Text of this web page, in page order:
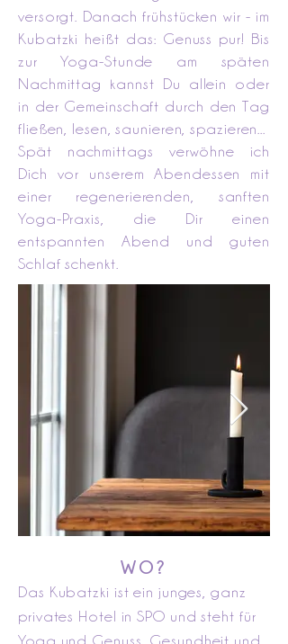
versorgt. Danach frühstücken wir - im
Kubatzki heißt das: Genuss pur! Bis
zur Yoga-Stunde am späten
Nachmittag kannst Du allein oder
in der Gemeinschaft durch den Tag
fließen, lesen, saunieren, spazieren...
Spät nachmittags verwöhne ich
Dich vor unserem Abendessen mit
einer regenerierenden, sanften
Yoga-Praxis, die Dir einen
entspannten Abend und guten
Schlaf schenkt.
WO?
Das Kubatzki ist ein junges, ganz
privates Hotel in SPO und steht für
Yoga und Genuss, Gesundheit und